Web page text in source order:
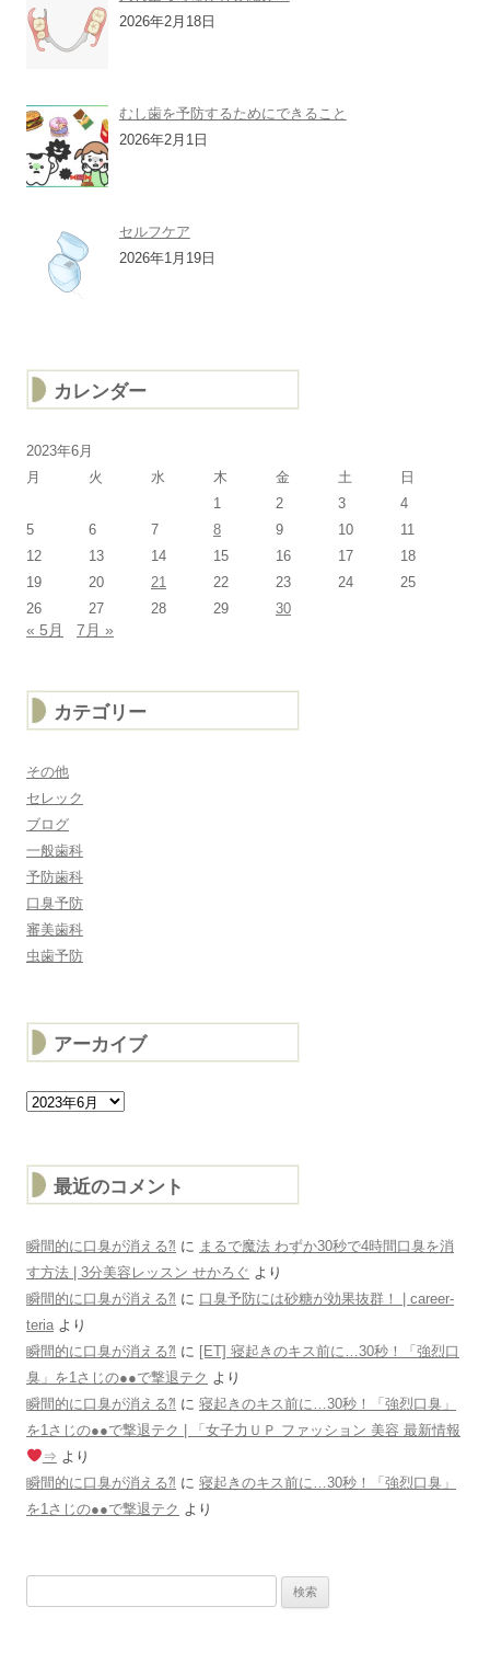
2026年2月18日
むし歯を予防するためにできること
2026年2月1日
セルフケア
2026年1月19日
カレンダー
2023年6月
月
火 水 木 金 土
日
1
2 3
4
5
6 7 8 9 10
11
12
13 14 15 16 17
18
19
20 21 22 23 24
25
26
27 28 29 30
« 5月 7月 »
カテゴリー
その他
セレック
ブログ
一般歯科
予防歯科
口臭予防
審美歯科
虫歯予防
アーカイブ
ア
ー
最近のコメント
瞬間的に口臭が消える⁈ に まるで魔法 わずか30秒で4時間口臭を消
す方法 | 3分美容レッスン せかろぐ より
瞬間的に口臭が消える⁈ に 口臭予防には砂糖が効果抜群！ | career-
teria より
瞬間的に口臭が消える⁈ に [ET] 寝起きのキス前に…30秒！「強烈口
臭」を1さじの●●で撃退テク より
瞬間的に口臭が消える⁈ に 寝起きのキス前に…30秒！「強烈口臭」
を1さじの●●で撃退テク | 「女子力ＵＰ ファッション 美容 最新情報
⇒ より
瞬間的に口臭が消える⁈ に 寝起きのキス前に…30秒！「強烈口臭」
を1さじの●●で撃退テク より
索: